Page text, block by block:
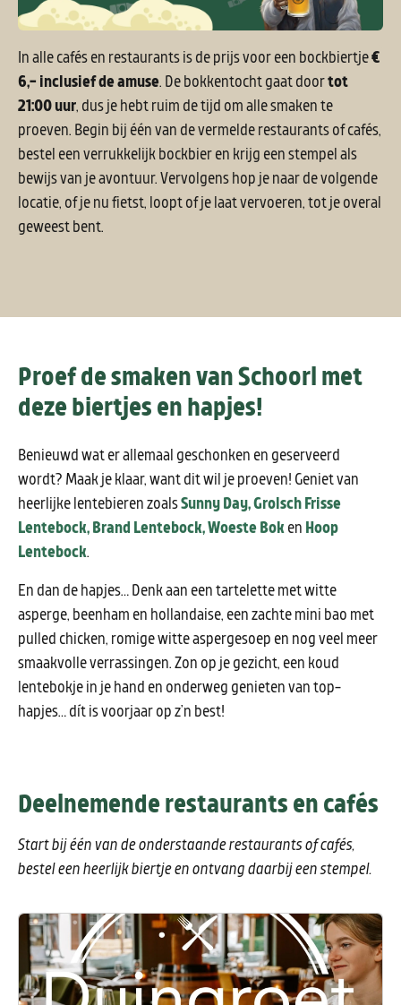
In alle cafés en restaurants is de prijs voor een bockbiertje€
6,- inclusief de amuse. De bokkentocht gaat doortot
21:00 uur, dus je hebt ruim de tijd om alle smaken te
proeven. Begin bij één van de vermelde restaurants of cafés,
bestel een verrukkelijk bockbier en krijg een stempel als
bewijs van je avontuur. Vervolgens hop je naar de volgende
locatie, of je nu fietst, loopt of je laat vervoeren, tot je overal
geweest bent.
Proef de smaken van Schoorl met
deze biertjes en hapjes!
Benieuwd wat er allemaal geschonken en geserveerd
wordt? Maak je klaar, want dit wil je proeven! Geniet van
heerlijke lentebieren zoalsSunny Day, Grolsch Frisse
Lentebock, Brand Lentebock, Woeste Bok en Hoop
Lentebock.
En dan de hapjes… Denk aan een tartelette met witte
asperge, beenham en hollandaise, een zachte mini bao met
pulled chicken, romige witte aspergesoep en nog veel meer
smaakvolle verrassingen. Zon op je gezicht, een koud
lentebokje in je hand en onderweg genieten van top-
hapjes… dít is voorjaar op z’n best!
Deelnemende restaurants en cafés
Start bij één van de onderstaande restaurants of cafés ,
bestel een heerlijk biertje en ontvang daarbij een stempel.